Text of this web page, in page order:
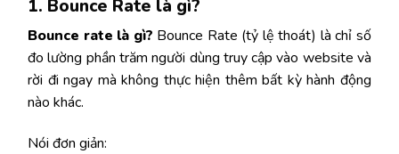
1. Bounce Rate là gì?
Bounce rate là gì? Bounce Rate (tỷ lệ thoát) là chỉ số
đo lường phần trăm người dùng truy cập vào website và
rời đi ngay mà không thực hiện thêm bất kỳ hành động
nào khác.
Nói đơn giản: